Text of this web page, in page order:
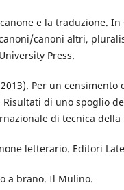
e la traduzione. In
canoni altri,
Press.
Per un
Risultati di uno spoglio
di tecnica
letterario. Editori
a brano. Il Mulino.